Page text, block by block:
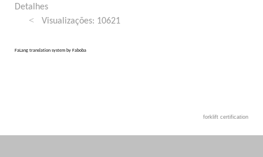
Detalhes
Visualizações: 10621
FaLang translation system by Faboba
forklift certification